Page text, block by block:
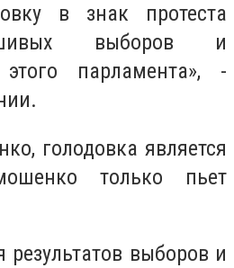
в знак протеста
выборов и
этого парламента», -
голодовка является
только пьет
результатов выборов и